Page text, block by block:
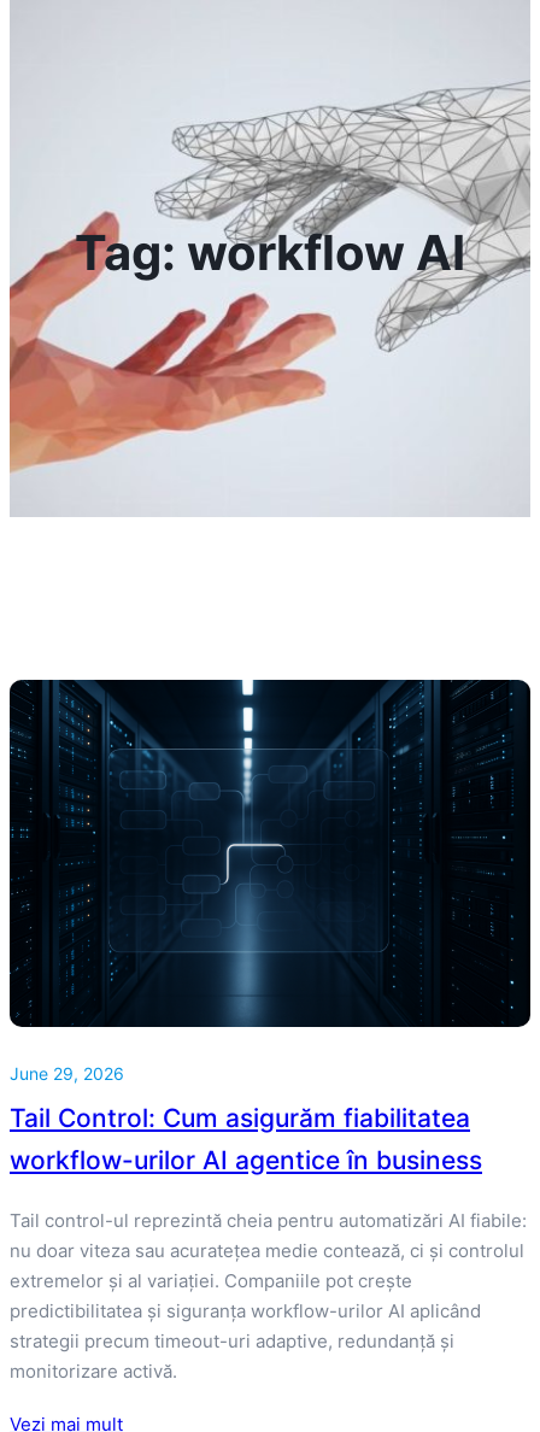
Tag: workflow AI
June 29, 2026
Tail Control: Cum asigurăm fiabilitatea
workflow-urilor AI agentice în business
Tail control-ul reprezintă cheia pentru automatizări AI fiabile:
nu doar viteza sau acuratețea medie contează, ci și controlul
extremelor și al variației. Companiile pot crește
predictibilitatea și siguranța workflow-urilor AI aplicând
strategii precum timeout-uri adaptive, redundanță și
monitorizare activă.
Vezi mai mult